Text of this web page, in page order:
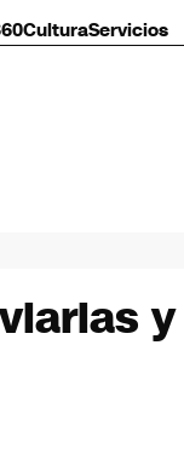
CulturaServicios